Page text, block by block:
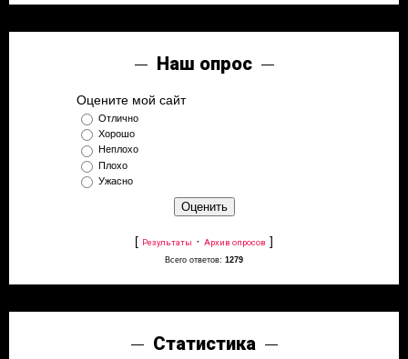
Наш опрос
Оцените мой сайт
Отлично
Хорошо
Неплохо
Плохо
Ужасно
[ Результаты · Архив опросов ]
Всего ответов: 1279
Статистика